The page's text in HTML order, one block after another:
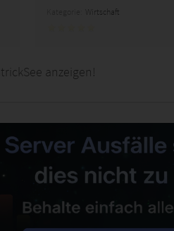
Wirtschaft
anzeigen!